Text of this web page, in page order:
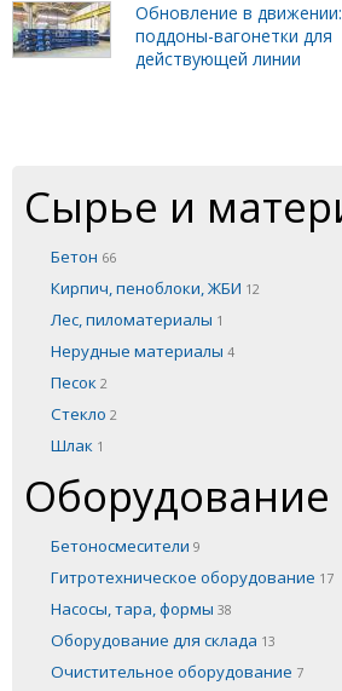
Обновление в движении:
поддоны-вагонетки для
действующей линии
Сырье и
Бетон 66
Кирпич, пеноблоки, ЖБИ 12
Лес, пиломатериалы 1
Нерудные материалы 4
Песок 2
Стекло 2
Шлак 1
Бетоносмесители 9
Гитротехническое оборудование 17
Насосы, тара, формы 38
Оборудование для склада 13
Очистительное оборудование 7